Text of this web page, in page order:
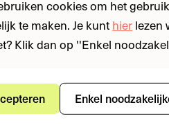
actief in milieu,
van tot € 700.000 per
Maatschappij en samenleving
cookies om het
te maken. Je kunthierlezen
Klik dan op ''Enkel
Enkel